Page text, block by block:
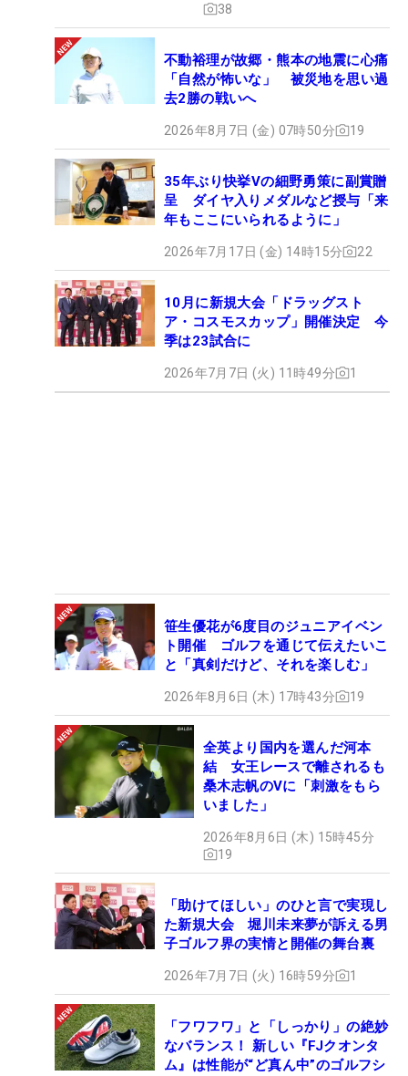
38
不動裕理が故郷・熊本の地震に心痛
「自然が怖いな」 被災地を思い過
去2勝の戦いへ
2026年8月7日 (金) 07時50分 19
35年ぶり快挙Vの細野勇策に副賞贈
呈 ダイヤ入りメダルなど授与「来
年もここにいられるように」
2026年7月17日 (金) 14時15分 22
10月に新規大会「ドラッグスト
ア・コスモスカップ」開催決定 今
季は23試合に
2026年7月7日 (火) 11時49分 1
笹生優花が6度目のジュニアイベン
ト開催 ゴルフを通じて伝えたいこ
と「真剣だけど、それを楽しむ」
2026年8月6日 (木) 17時43分 19
全英より国内を選んだ河本
結 女王レースで離されるも
桑木志帆のVに「刺激をもら
いました」
2026年8月6日 (木) 15時45分
19
「助けてほしい」のひと言で実現し
た新規大会 堀川未来夢が訴える男
子ゴルフ界の実情と開催の舞台裏
2026年7月7日 (火) 16時59分 1
「フワフワ」と「しっかり」の絶妙
なバランス！ 新しい『FJクオンタ
ム』は性能が“ど真ん中”のゴルフシ